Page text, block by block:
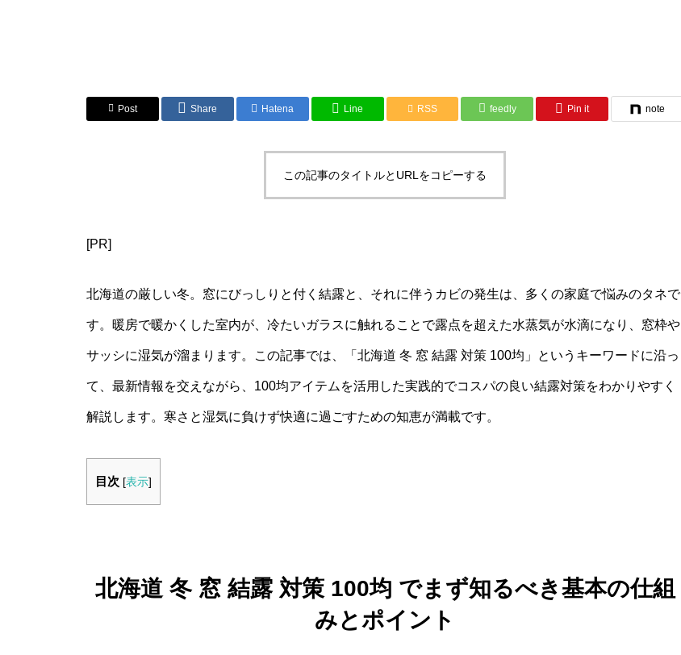
Post Share Hatena Line RSS feedly Pin it note
この記事のタイトルとURLをコピーする
[PR]
北海道の厳しい冬。窓にびっしりと付く結露と、それに伴うカビの発生は、多くの家庭で悩みのタネで
す。暖房で暖かくした室内が、冷たいガラスに触れることで露点を超えた水蒸気が水滴になり、窓枠や
サッシに湿気が溜まります。この記事では、「北海道 冬 窓 結露 対策 100均」というキーワードに沿っ
て、最新情報を交えながら、100均アイテムを活用した実践的でコスパの良い結露対策をわかりやすく
解説します。寒さと湿気に負けず快適に過ごすための知恵が満載です。
目次 [表示]
北海道 冬 窓 結露 対策 100均 でまず知るべき基本の仕組
みとポイント